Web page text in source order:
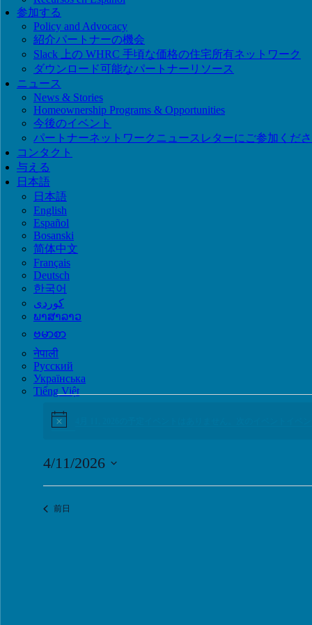
参加する
Policy and Advocacy
紹介パートナーの機会
Slack 上の WHRC 手頃な価格の住宅所有ネットワーク
ダウンロード可能なパートナーリソース
ニュース
News & Stories
Homeownership Programs & Opportunities
今後のイベント
パートナーネットワークニュースレターにご参加くだ
コンタクト
与える
日本語
日本語
English
Español
Bosanski
简体中文
Français
Deutsch
한국어
ພາສາລາວ
ဗမာစာ
नेपाली
Русский
Українська
Tiếng Việt
ベ
ト
for
4
4/11/2026
を 前日